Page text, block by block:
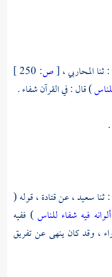
ثناالمحاربي ،[ص:
) قال : في القرآن شفاء .
.
ثناسعيد ،عنقتادة ،قوله (
فيه شفاء للناس) ففيه
، وقد كان ينهى عن تفريق